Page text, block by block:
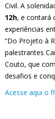
Civil. A
12h, e contará
experiências
“Do Projeto à
palestrantes
Couto, que
desafios e
Acesse aqui o